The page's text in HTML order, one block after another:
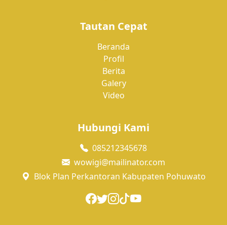
Tautan Cepat
Beranda
Profil
Berita
Galery
Video
Hubungi Kami
085212345678
wowigi@mailinator.com
Blok Plan Perkantoran Kabupaten Pohuwato